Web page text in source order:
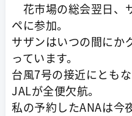
花市場の総会翌日、
ペに参加。
サザンはいつの間にか
っています。
台風7号の接近にとも
JALが全便欠航。
私の予約したANAは今